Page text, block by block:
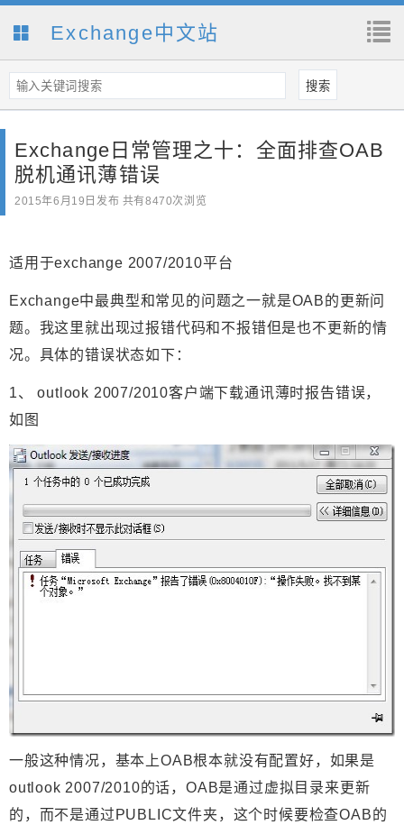
Exchange中文站
Exchange日常管理之十：全面排查OAB
脱机通讯薄错误
2015年6月19日 发布 共有8470次浏览
适用于exchange 2007/2010平台
Exchange中最典型和常见的问题之一就是OAB的更新问
题。我这里就出现过报错代码和不报错但是也不更新的情
况。具体的错误状态如下：
1、 outlook 2007/2010客户端下载通讯薄时报告错误，
如图
一般这种情况，基本上OAB根本就没有配置好，如果是
outlook 2007/2010的话，OAB是通过虚拟目录来更新
的，而不是通过PUBLIC文件夹，这个时候要检查OAB的